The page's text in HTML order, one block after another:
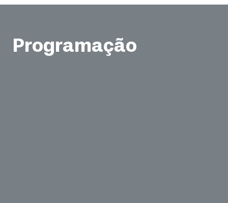
Programação